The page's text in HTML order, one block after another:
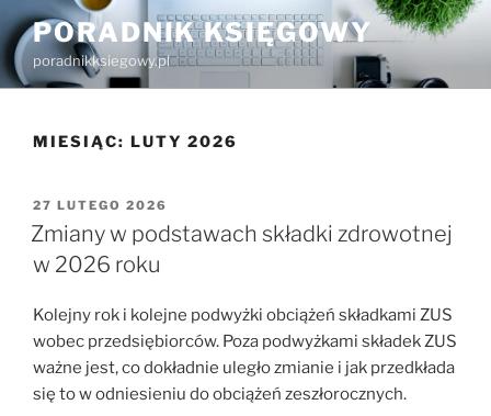
Przejdź
do
treści
PORADNIK KSIĘGOWY
poradnikksiegowy.pl
MIESIĄC: LUTY 2026
OPUBLIKOWANE
W
27 LUTEGO 2026
Zmiany w podstawach składki zdrowotnej
w 2026 roku
Kolejny rok i kolejne podwyżki obciążeń składkami ZUS
wobec przedsiębiorców. Poza podwyżkami składek ZUS
ważne jest, co dokładnie uległo zmianie i jak przedkłada
się to w odniesieniu do obciążeń zeszłorocznych.